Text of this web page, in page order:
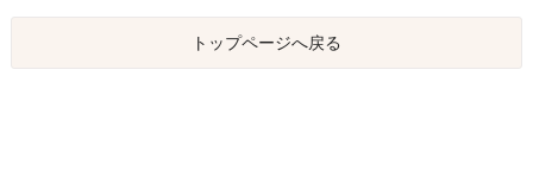
トップページへ戻る